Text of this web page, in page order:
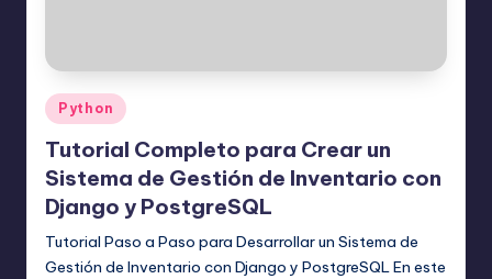
Publicado
en
Python
Tutorial Completo para Crear un
Sistema de Gestión de Inventario con
Django y PostgreSQL
Tutorial Paso a Paso para Desarrollar un Sistema de
Gestión de Inventario con Django y PostgreSQL En este